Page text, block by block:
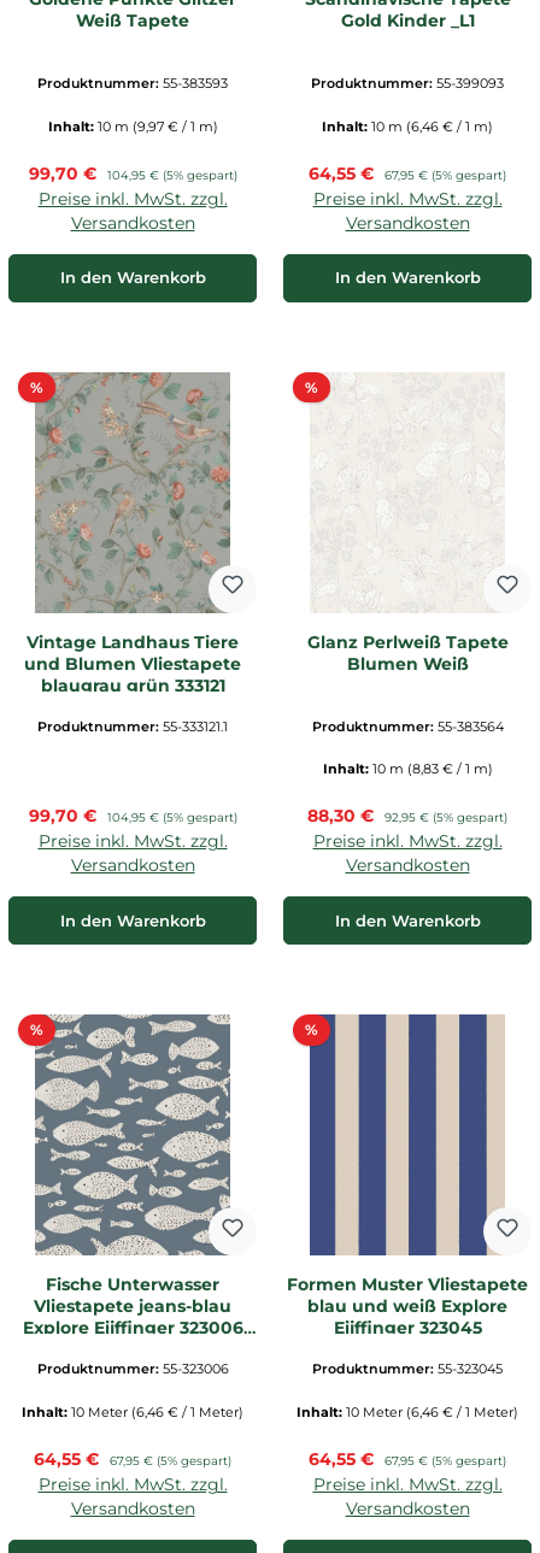
Weiß Tapete
Produktnummer: 55-383593
Inhalt: 10 m (9,97 € / 1 m)
Verkaufspreis:
99,70 € Regulärer Preis:
104,95 € (5% gespart)
Preise inkl. MwSt. zzgl.
Versandkosten
In den Warenkorb
Gold Kinder _L1
Produktnummer: 55-399093
Inhalt: 10 m (6,46 € / 1 m)
Verkaufspreis:
64,55 € Regulärer Preis:
67,95 € (5% gespart)
Preise inkl. MwSt. zzgl.
Versandkosten
In den Warenkorb
%Rabatt
Vintage Landhaus Tiere
und Blumen Vliestapete
blaugrau grün 333121
Produktnummer: 55-333121.1
Verkaufspreis:
99,70 € Regulärer Preis:
104,95 € (5% gespart)
Preise inkl. MwSt. zzgl.
Versandkosten
In den Warenkorb
%Rabatt
Glanz Perlweiß Tapete
Blumen Weiß
Produktnummer: 55-383564
Inhalt: 10 m (8,83 € / 1 m)
Verkaufspreis:
88,30 € Regulärer Preis:
92,95 € (5% gespart)
Preise inkl. MwSt. zzgl.
Versandkosten
In den Warenkorb
%Rabatt
Fische Unterwasser
Vliestapete jeans-blau
Explore Eijffinger 323006
Produktnummer: 55-323006
Inhalt: 10 Meter (6,46 € / 1 Meter)
Verkaufspreis:
64,55 € Regulärer Preis:
67,95 € (5% gespart)
Preise inkl. MwSt. zzgl.
Versandkosten
%Rabatt
Formen Muster Vliestapete
blau und weiß Explore
Eijffinger 323045
Produktnummer: 55-323045
Inhalt: 10 Meter (6,46 € / 1 Meter)
Verkaufspreis:
64,55 € Regulärer Preis:
67,95 € (5% gespart)
Preise inkl. MwSt. zzgl.
Versandkosten